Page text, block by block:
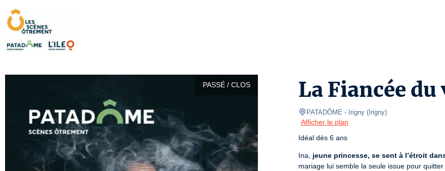
PASSÉ / CLOS La Fiancée
PATADÔME - Irigny ( Irigny)
Afficher le plan
Idéal dès 6 ans
Ina, jeune princesse, se sent à l’étroit
mariage lui semble la seule issue pour